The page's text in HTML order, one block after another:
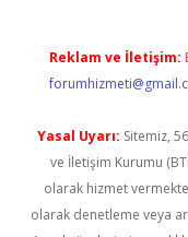
Reklam ve İletişim:
Yasal Uyarı: Sitemiz,
ve İletişim Kurumu
olarak hizmet
olarak denetleme veya